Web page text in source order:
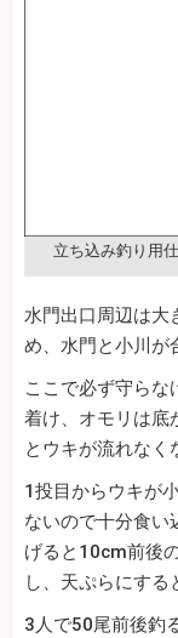
立ち込み釣り用
水門出口周辺は大
め、水門と小川が
ここで必ず守らな
着け、オモリは底
とウキが流れなく
1投目からウキが
ないので十分食い
げると10cm前後
し、天ぷらにする
3人で50尾前後釣